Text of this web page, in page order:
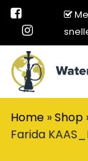
Main
Home »Shop
Farida